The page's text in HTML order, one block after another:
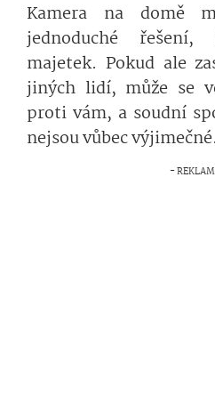
Kamera na domě
jednoduché
majetek. Pokud ale
jiných lidí, může se
proti vám, a soudní
nejsou vůbec výjimečné.